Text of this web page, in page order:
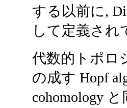
する以前に,
して定義され
代数的トポロ
の成す Hopf
cohomology